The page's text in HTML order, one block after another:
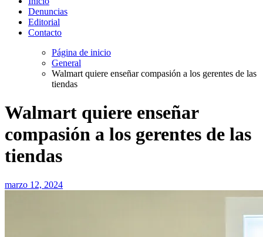
Denuncias
Editorial
Contacto
Página de inicio
General
Walmart quiere enseñar compasión a los gerentes de las
tiendas
Walmart quiere enseñar
compasión a los gerentes de las
tiendas
marzo 12, 2024